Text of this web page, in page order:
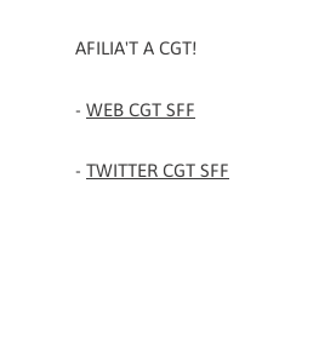
AFILIA'T A CGT!
- WEB CGT SFF
- TWITTER CGT SFF